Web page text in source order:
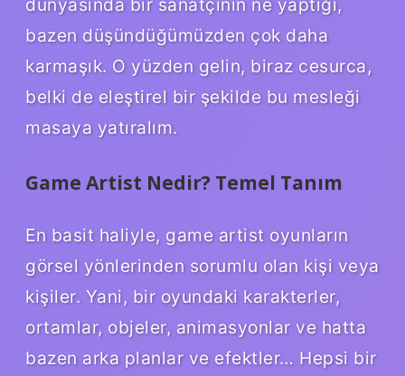
bazen düşündüğümüzden çok daha
karmaşık. O yüzden gelin, biraz cesurca,
belki de eleştirel bir şekilde bu mesleği
masaya yatıralım.
Game Artist Nedir? Temel Tanım
En basit haliyle, game artist oyunların
görsel yönlerinden sorumlu olan kişi veya
kişiler. Yani, bir oyundaki karakterler,
ortamlar, objeler, animasyonlar ve hatta
bazen arka planlar ve efektler… Hepsi bir